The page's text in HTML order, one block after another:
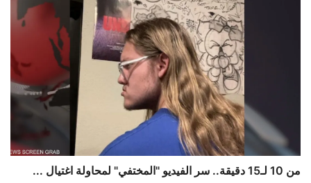
من 10 لـ15 دقيقة.. سر الفيديو "المختفي" لمحاولة اغتيال ...